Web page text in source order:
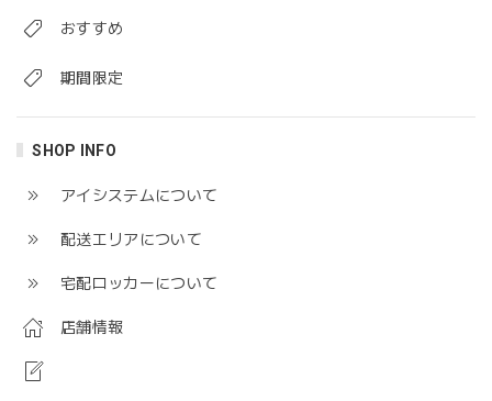
おすすめ
期間限定
SHOP INFO
アイシステムについて
配送エリアについて
宅配ロッカーについて
店舗情報